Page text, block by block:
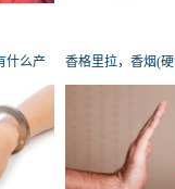
什么产
香格里拉，香烟(